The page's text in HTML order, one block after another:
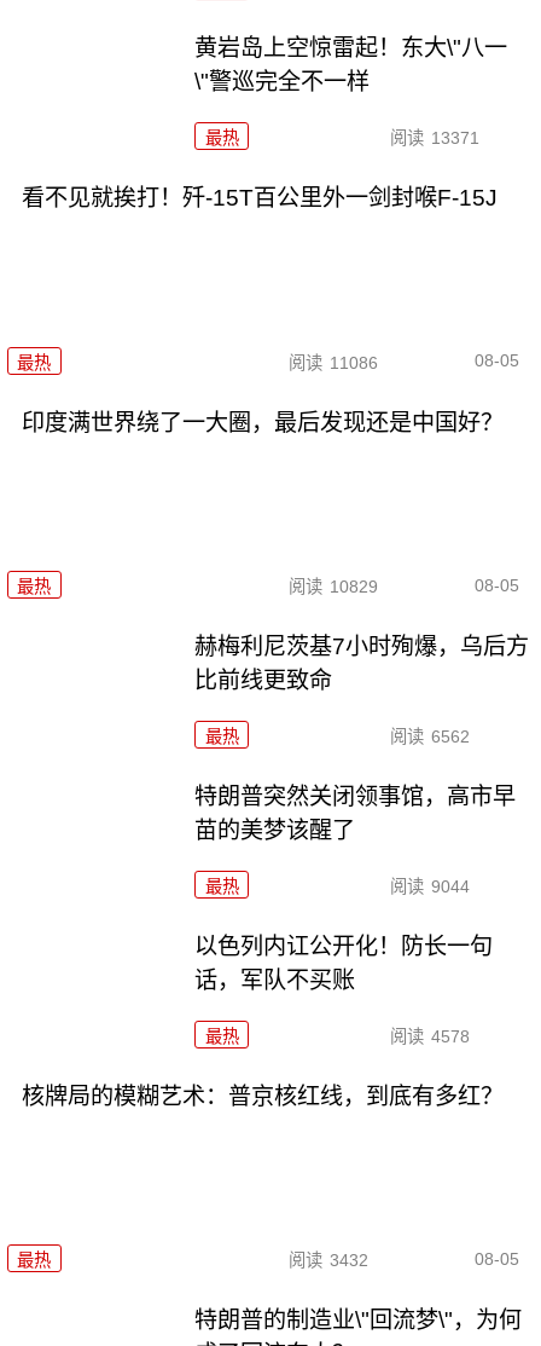
黄岩岛上空惊雷起！东大\"八一
\"警巡完全不一样
最热 阅读 13371
看不见就挨打！歼-15T百公里外一剑封喉F-15J
最热 阅读 11086 08-05
印度满世界绕了一大圈，最后发现还是中国好？
最热 阅读 10829 08-05
赫梅利尼茨基7小时殉爆，乌后方
比前线更致命
最热 阅读 6562
特朗普突然关闭领事馆，高市早
苗的美梦该醒了
最热 阅读 9044
以色列内讧公开化！防长一句
话，军队不买账
最热 阅读 4578
核牌局的模糊艺术：普京核红线，到底有多红？
最热 阅读 3432 08-05
特朗普的制造业\"回流梦\"，为何